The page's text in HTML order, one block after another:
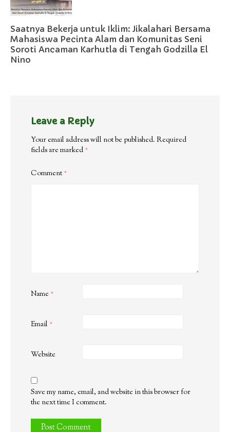
Saatnya Bekerja untuk Iklim: Jikalahari Bersama
Mahasiswa Pecinta Alam dan Komunitas Seni
Soroti Ancaman Karhutla di Tengah Godzilla El
Nino
Leave a Reply
Your email address will not be published. Required
fields are marked *
Comment*
Name *
Email *
Website
Save my name, email, and website in this browser for
the next time I comment.